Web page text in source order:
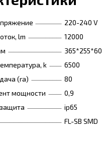
220-240 V
lm
12000
365*255*60
k
6500
(ra)
80
мощности
0,9
ip65
FL-SB SMD